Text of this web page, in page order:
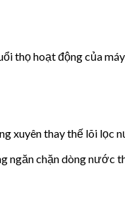
hoạt động của
xuyên thay thế lõi lọc
ngăn chặn dòng nước